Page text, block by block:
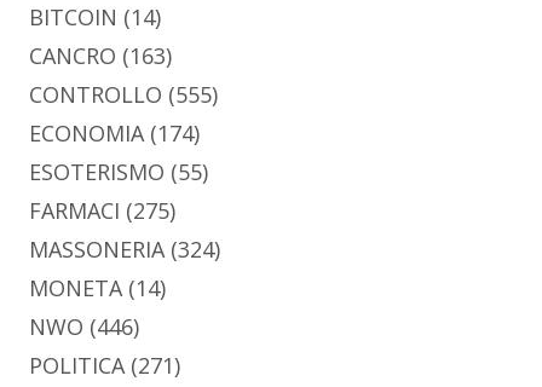
BITCOIN (14)
CANCRO (163)
CONTROLLO (555)
ECONOMIA(174)
ESOTERISMO (55)
FARMACI (275)
MASSONERIA(324)
MONETA(14)
NWO (446)
POLITICA(271)